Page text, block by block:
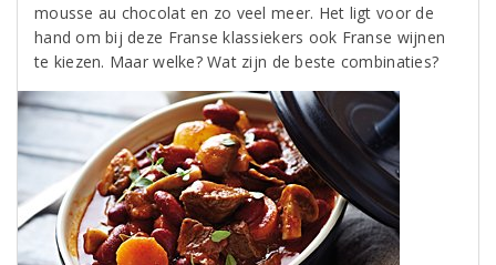
mousse au chocolat en zo veel meer. Het ligt voor de
hand om bij deze Franse klassiekers ook Franse wijnen
te kiezen. Maar welke? Wat zijn de beste combinaties?